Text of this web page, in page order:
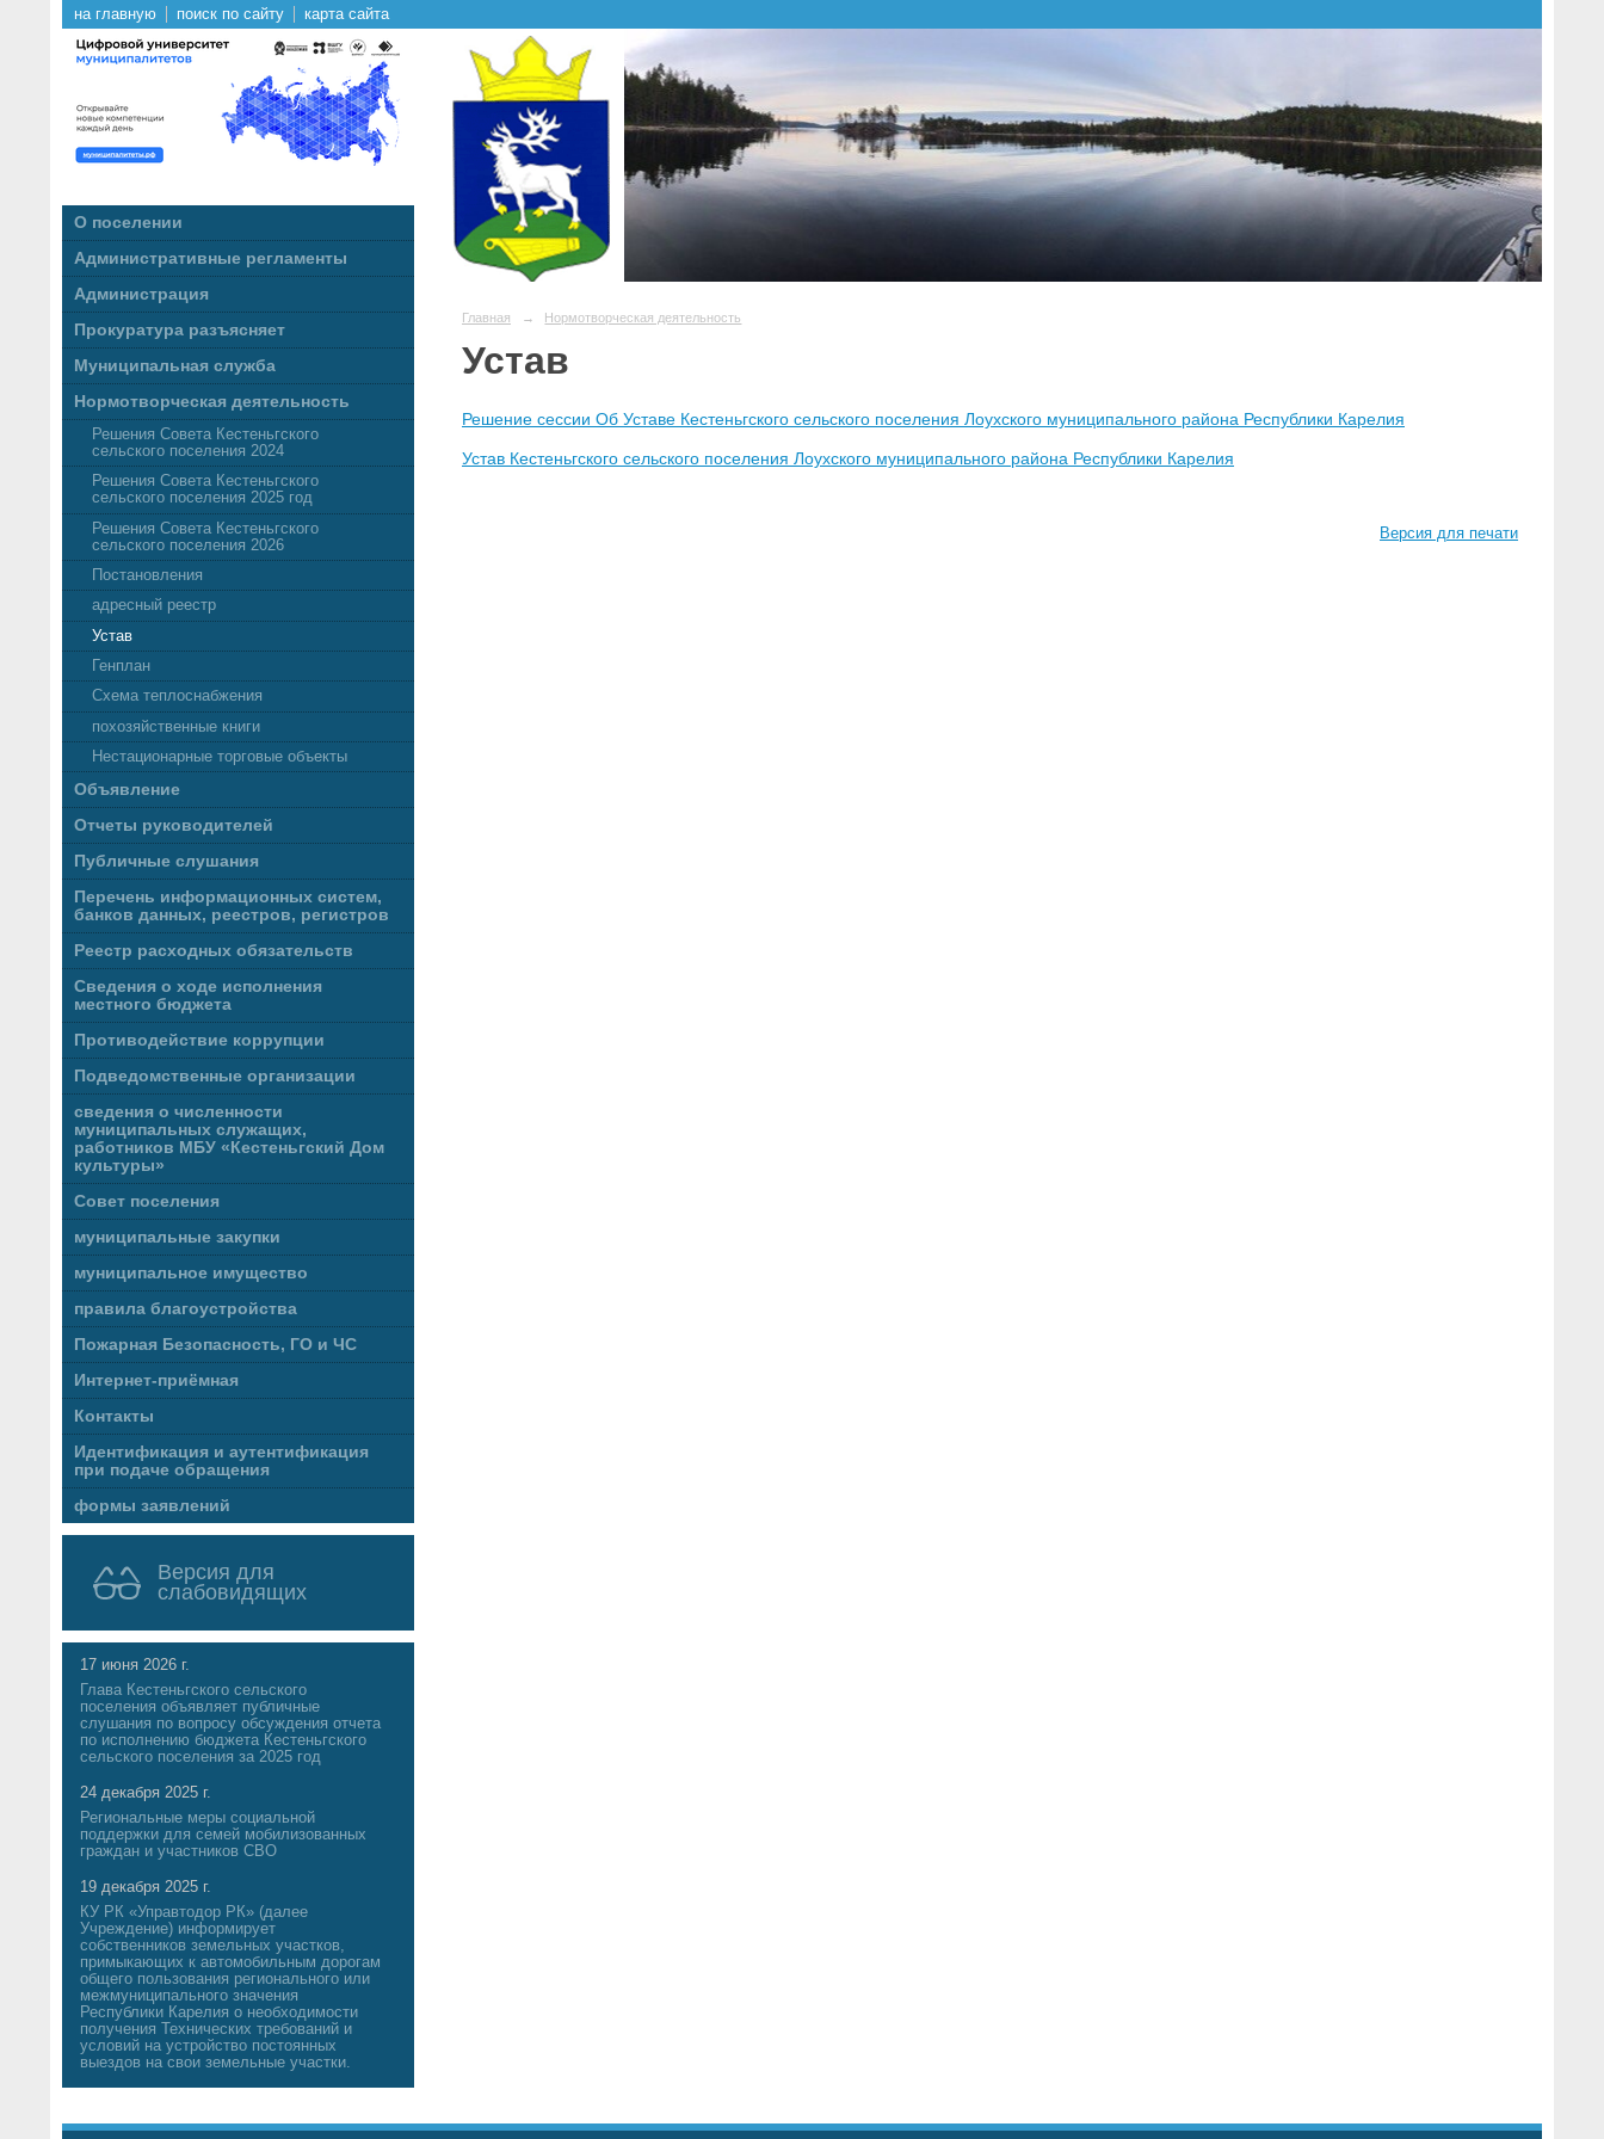
на главную поиск по сайту карта сайта
О поселении
Административные регламенты
Администрация
Прокуратура разъясняет
Муниципальная служба
Нормотворческая деятельность
Решения Совета Кестеньгского
сельского поселения 2024
Решения Совета Кестеньгского
сельского поселения 2025 год
Решения Совета Кестеньгского
сельского поселения 2026
Постановления
адресный реестр
Устав
Генплан
Схема теплоснабжения
похозяйственные книги
Нестационарные торговые объекты
Объявление
Отчеты руководителей
Публичные слушания
Перечень информационных систем,
банков данных, реестров, регистров
Реестр расходных обязательств
Сведения о ходе исполнения
местного бюджета
Противодействие коррупции
Подведомственные организации
сведения о численности
муниципальных служащих,
работников МБУ «Кестеньгский Дом
культуры»
Совет поселения
муниципальные закупки
муниципальное имущество
правила благоустройства
Пожарная Безопасность, ГО и ЧС
Интернет-приёмная
Контакты
Идентификация и аутентификация
при подаче обращения
формы заявлений
Версия для
слабовидящих
17 июня 2026 г.
Глава Кестеньгского сельского
поселения объявляет публичные
слушания по вопросу обсуждения отчета
по исполнению бюджета Кестеньгского
сельского поселения за 2025 год
24 декабря 2025 г.
Региональные меры социальной
поддержки для семей мобилизованных
граждан и участников СВО
19 декабря 2025 г.
КУ РК «Управтодор РК» (далее
Учреждение) информирует
собственников земельных участков,
примыкающих к автомобильным дорогам
общего пользования регионального или
межмуниципального значения
Республики Карелия о необходимости
получения Технических требований и
условий на устройство постоянных
выездов на свои земельные участки.
Главная → Нормотворческая деятельность
Устав
Решение сессии Об Уставе Кестеньгского сельского поселения Лоухского муниципального района Республики Карелия
Устав Кестеньгского сельского поселения Лоухского муниципального района Республики Карелия
Версия для печати